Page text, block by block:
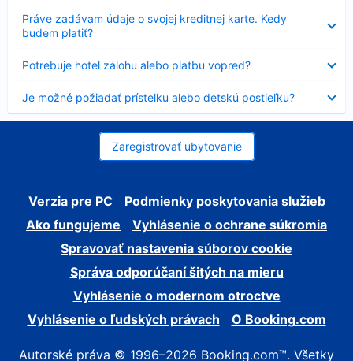
Práve zadávam údaje o svojej kreditnej karte. Kedy
budem platiť?
sa
Potrebuje hotel zálohu alebo platbu vopred?
sa
Je možné požiadať prístelku alebo detskú postieľku?
sa
Zaregistrovať ubytovanie
Verzia pre PC
Podmienky poskytovania služieb
Ako fungujeme
Vyhlásenie o ochrane súkromia
Spravovať nastavenia súborov cookie
Správa odporúčaní šitých na mieru
Vyhlásenie o modernom otroctve
Vyhlásenie o ľudských právach
O Booking.com
Autorské práva © 1996–2026 Booking.com™. Všetky